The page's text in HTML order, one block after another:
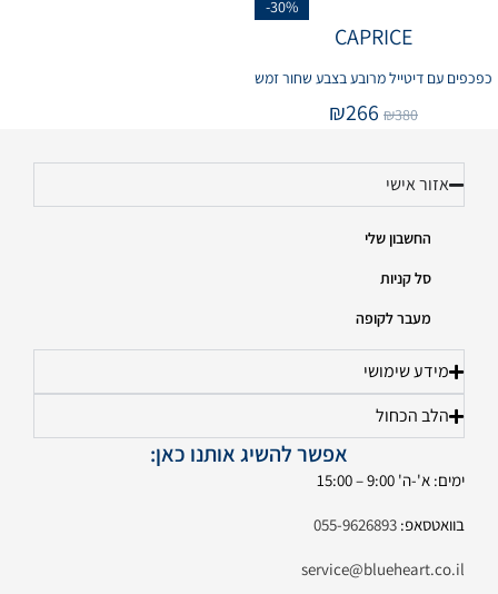
-30%
CAPRICE
כפכפים עם דיטייל מרובע בצבע שחור זמש
₪380
₪266
אזור אישי
החשבון שלי
סל קניות
מעבר לקופה
מידע שימושי
הלב הכחול
אפשר להשיג אותנו כאן:
ימים: א'-ה' 9:00 – 15:00
בוואטסאפ: 055-9626893
service@blueheart.co.il